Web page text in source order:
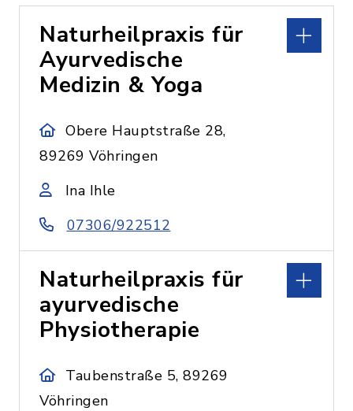
Naturheilpraxis für
Ayurvedische
Medizin & Yoga
Obere Hauptstraße 28,
89269 Vöhringen
Ina Ihle
07306/922512
Naturheilpraxis für
ayurvedische
Physiotherapie
Taubenstraße 5, 89269
Vöhringen